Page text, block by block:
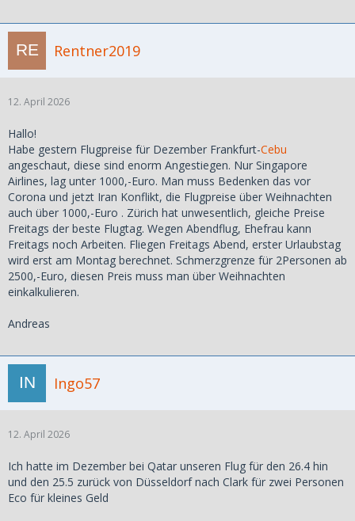
Rentner2019
12. April 2026
Hallo!
Habe gestern Flugpreise für Dezember Frankfurt-Cebu
angeschaut, diese sind enorm Angestiegen. Nur Singapore
Airlines, lag unter 1000,-Euro. Man muss Bedenken das vor
Corona und jetzt Iran Konflikt, die Flugpreise über Weihnachten
auch über 1000,-Euro . Zürich hat unwesentlich, gleiche Preise
Freitags der beste Flugtag. Wegen Abendflug, Ehefrau kann
Freitags noch Arbeiten. Fliegen Freitags Abend, erster Urlaubstag
wird erst am Montag berechnet. Schmerzgrenze für 2Personen ab
2500,-Euro, diesen Preis muss man über Weihnachten
einkalkulieren.
Andreas
Ingo57
12. April 2026
Ich hatte im Dezember bei Qatar unseren Flug für den 26.4 hin
und den 25.5 zurück von Düsseldorf nach Clark für zwei Personen
Eco für kleines Geld